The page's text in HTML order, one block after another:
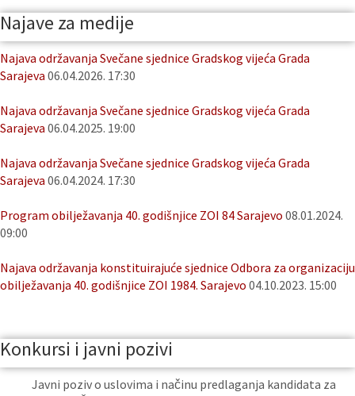
Najave za medije
Najava održavanja Svečane sjednice Gradskog vijeća Grada
Sarajeva 06.04.2026. 17:30
Najava održavanja Svečane sjednice Gradskog vijeća Grada
Sarajeva 06.04.2025. 19:00
Najava održavanja Svečane sjednice Gradskog vijeća Grada
Sarajeva 06.04.2024. 17:30
Program obilježavanja 40. godišnjice ZOI 84 Sarajevo 08.01.2024.
09:00
Najava održavanja konstituirajuće sjednice Odbora za organizaciju
obilježavanja 40. godišnjice ZOI 1984. Sarajevo 04.10.2023. 15:00
Konkursi i javni pozivi
Javni poziv o uslovima i načinu predlaganja kandidata za